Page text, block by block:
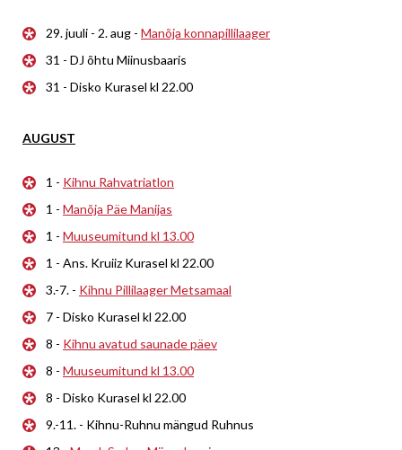
29. juuli - 2. aug - Manõja konnapillilaager
31 - DJ õhtu Miinusbaaris
31 - Disko Kurasel kl 22.00
AUGUST
1 - Kihnu Rahvatriatlon
1 - Manõja Päe Manijas
1 - Muuseumitund kl 13.00
1 - Ans. Kruiiz Kurasel kl 22.00
3.-7. - Kihnu Pillilaager Metsamaal
7 - Disko Kurasel kl 22.00
8 - Kihnu avatud saunade päev
8 - Muuseumitund kl 13.00
8 - Disko Kurasel kl 22.00
9.-11. - Kihnu-Ruhnu mängud Ruhnus